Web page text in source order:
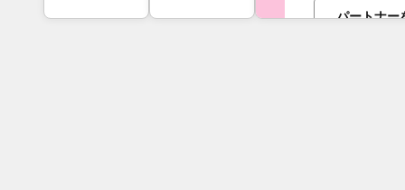
利用できます。
spreadsheets, or
パートナー